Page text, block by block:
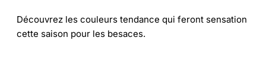
Découvrez les couleurs tendance qui feront sensation
cette saison pour les besaces.